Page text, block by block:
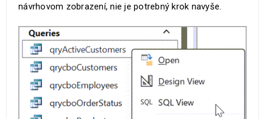
návrhovom zobrazení, nie je potrebný krok navyše.